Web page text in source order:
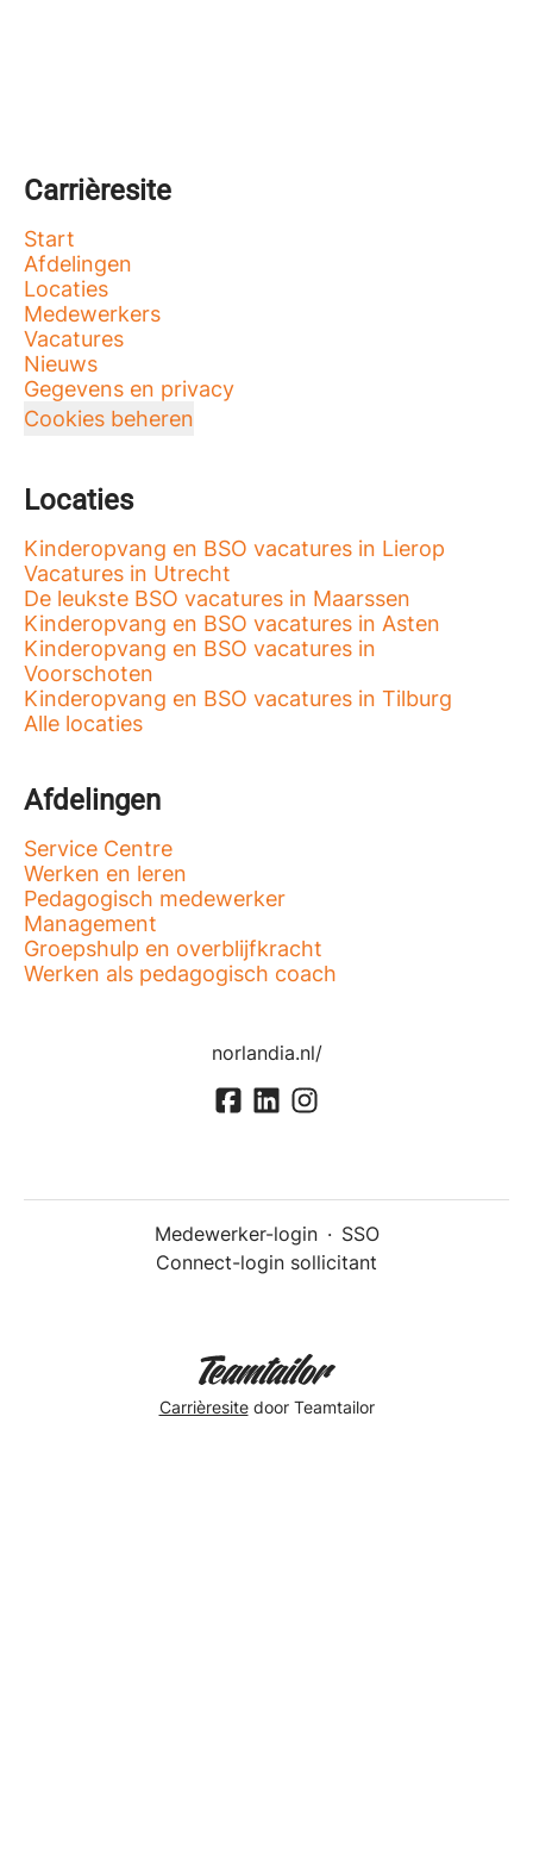
Carrièresite
Start
Afdelingen
Locaties
Medewerkers
Vacatures
Nieuws
Gegevens en privacy
Cookies beheren
Locaties
Kinderopvang en BSO vacatures in Lierop
Vacatures in Utrecht
De leukste BSO vacatures in Maarssen
Kinderopvang en BSO vacatures in Asten
Kinderopvang en BSO vacatures in
Voorschoten
Kinderopvang en BSO vacatures in Tilburg
Alle locaties
Afdelingen
Service Centre
Werken en leren
Pedagogisch medewerker
Management
Groepshulp en overblijfkracht
Werken als pedagogisch coach
norlandia.nl/
Medewerker-login · SSO
Connect-login sollicitant
Carrièresitedoor Teamtailor